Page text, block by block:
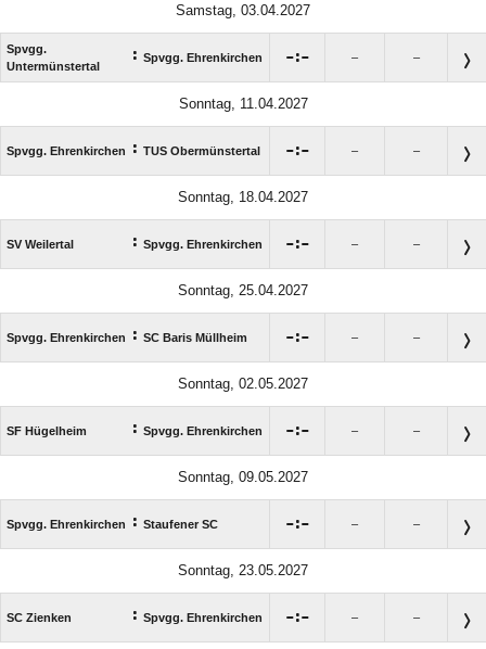
Samstag, 03.04.2027
Spvgg.
Untermünstertal
: Spvgg. Ehrenkirchen : – –
Sonntag, 11.04.2027
Spvgg. Ehrenkirchen : TUS Obermünstertal : – –
Sonntag, 18.04.2027
SV Weilertal : Spvgg. Ehrenkirchen : – –
Sonntag, 25.04.2027
Spvgg. Ehrenkirchen : SC Baris Müllheim : – –
Sonntag, 02.05.2027
SF Hügelheim : Spvgg. Ehrenkirchen : – –
Sonntag, 09.05.2027
Spvgg. Ehrenkirchen : Staufener SC : – –
Sonntag, 23.05.2027
SC Zienken : Spvgg. Ehrenkirchen : – –